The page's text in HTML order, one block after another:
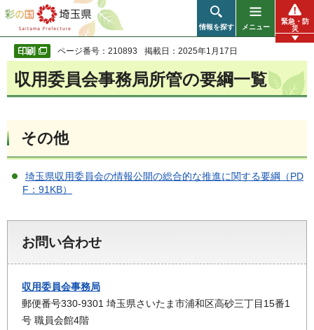
彩の国 埼玉県
情報を探す メニュー
緊急・防
災
ページ番号：210893 掲載日：2025年1月17日
収用委員会事務局所管の要綱一覧
その他
埼玉県収用委員会の情報公開の総合的な推進に関する要綱（PD
F：91KB）
お問い合わせ
収用委員会事務局
郵便番号330-9301 埼玉県さいたま市浦和区高砂三丁目15番1
号 職員会館4階